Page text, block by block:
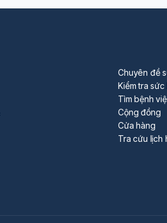
Chuyên đề
Kiểm tra
Tìm bệnh
Cộng đồng
Cửa hàng
Tra cứu lịch